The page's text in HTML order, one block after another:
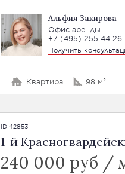
Альфия Закирова
Офис аренды
+7 (495) 255 44 26
Получить
Квартира 98 м²
ID 42853
1-й
240 000 руб /